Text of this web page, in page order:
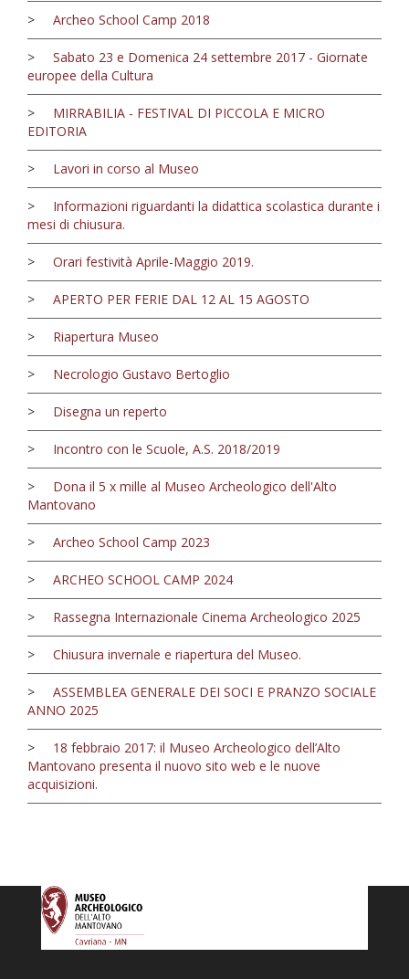
> Archeo School Camp 2018
>
Sabato 23 e Domenica 24 settembre 2017 - Giornate
europee della Cultura
>
MIRRABILIA - FESTIVAL DI PICCOLA E MICRO
EDITORIA
> Lavori in corso al Museo
>
Informazioni riguardanti la didattica scolastica durante i
mesi di chiusura.
> Orari festività Aprile-Maggio 2019.
> APERTO PER FERIE DAL 12 AL 15 AGOSTO
> Riapertura Museo
> Necrologio Gustavo Bertoglio
> Disegna un reperto
> Incontro con le Scuole, A.S. 2018/2019
>
Dona il 5 x mille al Museo Archeologico dell'Alto
Mantovano
> Archeo School Camp 2023
> ARCHEO SCHOOL CAMP 2024
> Rassegna Internazionale Cinema Archeologico 2025
> Chiusura invernale e riapertura del Museo.
>
ASSEMBLEA GENERALE DEI SOCI E PRANZO SOCIALE
ANNO 2025
>
18 febbraio 2017: il Museo Archeologico dell’Alto
Mantovano presenta il nuovo sito web e le nuove
acquisizioni.